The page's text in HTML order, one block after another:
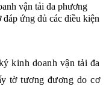
vận tải đa phương
ứng đủ các điều kiện
kinh doanh vận tải đa
tờ tương đương do cơ